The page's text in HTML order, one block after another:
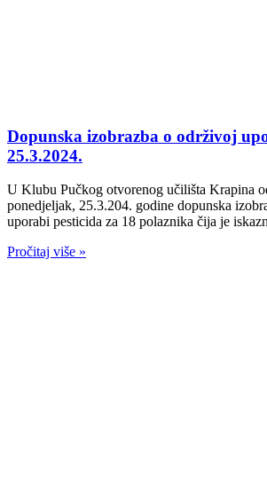
Dopunska izobrazba o održivoj
25.3.2024.
U Klubu Pučkog otvorenog učilišta Krapina
ponedjeljak, 25.3.204. godine dopunska
uporabi pesticida za 18 polaznika čija je
Pročitaj više »